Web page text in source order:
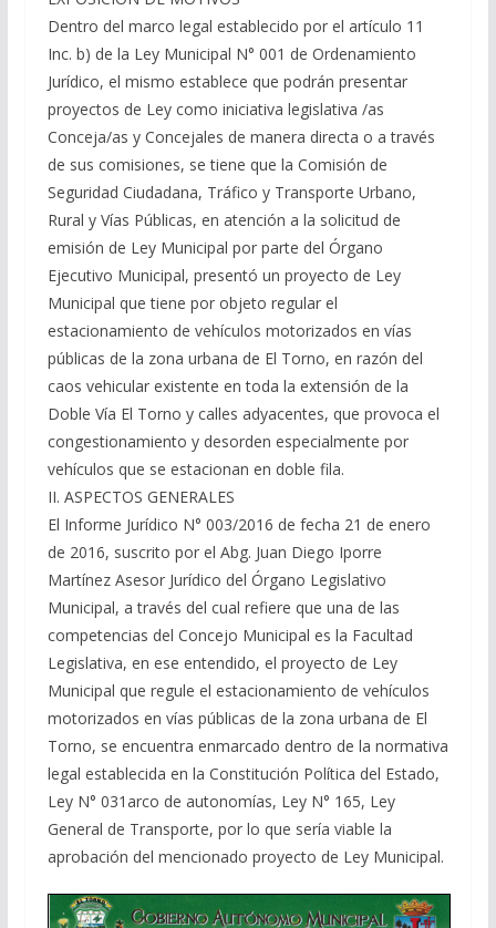
Dentro del marco legal establecido por el artículo 11
Inc. b) de la Ley Municipal N° 001 de Ordenamiento
Jurídico, el mismo establece que podrán presentar
proyectos de Ley como iniciativa legislativa /as
Conceja/as y Concejales de manera directa o a través
de sus comisiones, se tiene que la Comisión de
Seguridad Ciudadana, Tráfico y Transporte Urbano,
Rural y Vías Públicas, en atención a la solicitud de
emisión de Ley Municipal por parte del Órgano
Ejecutivo Municipal, presentó un proyecto de Ley
Municipal que tiene por objeto regular el
estacionamiento de vehículos motorizados en vías
públicas de la zona urbana de El Torno, en razón del
caos vehicular existente en toda la extensión de la
Doble Vía El Torno y calles adyacentes, que provoca el
congestionamiento y desorden especialmente por
vehículos que se estacionan en doble fila.
II. ASPECTOS GENERALES
El Informe Jurídico N° 003/2016 de fecha 21 de enero
de 2016, suscrito por el Abg. Juan Diego Iporre
Martínez Asesor Jurídico del Órgano Legislativo
Municipal, a través del cual refiere que una de las
competencias del Concejo Municipal es la Facultad
Legislativa, en ese entendido, el proyecto de Ley
Municipal que regule el estacionamiento de vehículos
motorizados en vías públicas de la zona urbana de El
Torno, se encuentra enmarcado dentro de la normativa
legal establecida en la Constitución Política del Estado,
Ley N° 031arco de autonomías, Ley N° 165, Ley
General de Transporte, por lo que sería viable la
aprobación del mencionado proyecto de Ley Municipal.